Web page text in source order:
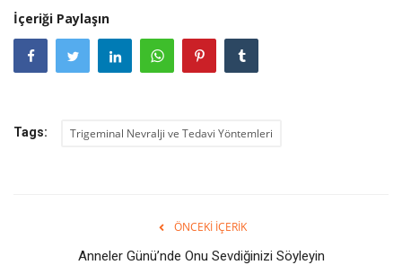
İçeriği Paylaşın
Tags: Trigeminal Nevralji ve Tedavi Yöntemleri
ÖNCEKI İÇERIK
Anneler Günü’nde Onu Sevdiğinizi Söyleyin